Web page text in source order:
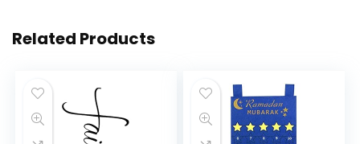
Related Products